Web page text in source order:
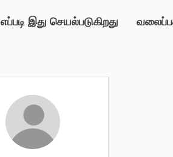
எப்படி இது செயல்படுகிறது